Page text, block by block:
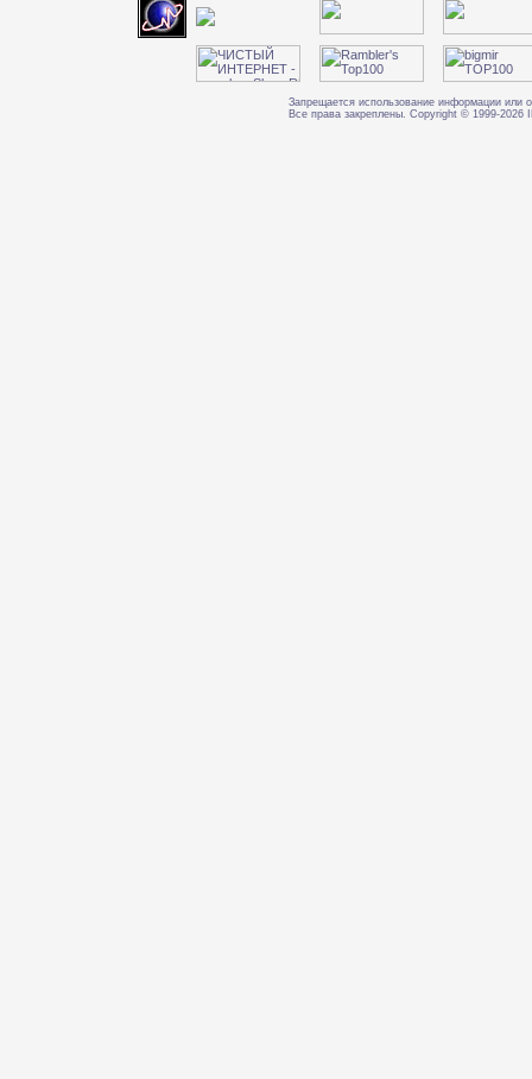
Запрещается использование информации или
Все права закреплены. Copyright © 1999-